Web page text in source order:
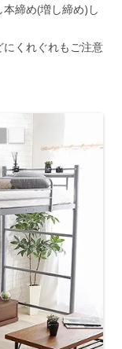
締め(増し締め)し
くれぐれもご注意